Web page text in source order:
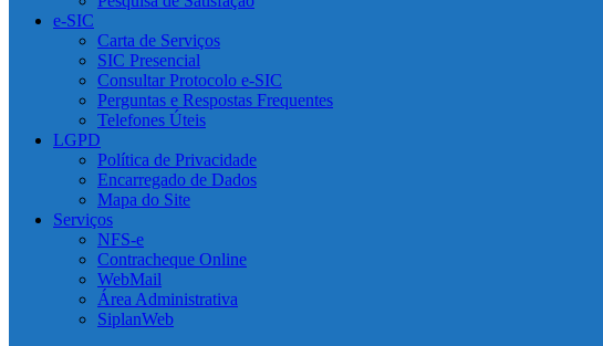
e-SIC
Carta de Serviços
SIC Presencial
Consultar Protocolo e-SIC
Perguntas e Respostas Frequentes
Telefones Úteis
LGPD
Política de Privacidade
Encarregado de Dados
Mapa do Site
Serviços
NFS-e
Contracheque Online
WebMail
Área Administrativa
SiplanWeb